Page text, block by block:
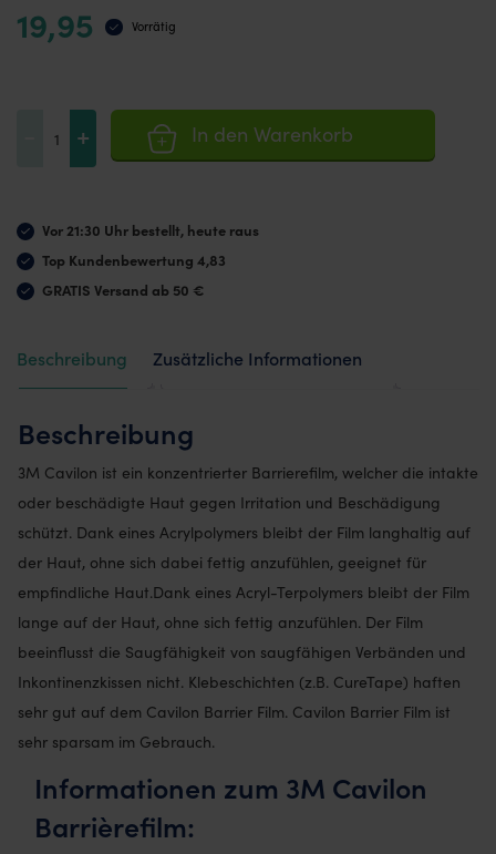
19,95 Vorrätig
+ In den Warenkorb
Vor 21:30 Uhr bestellt, heute raus
Top Kundenbewertung 4,83
GRATIS Versand ab 50 €
Beschreibung
Zusätzliche Informationen
Beschreibung
3M Cavilon ist ein konzentrierter Barrierefilm, welcher die intakte
oder beschädigte Haut gegen Irritation und Beschädigung
schützt. Dank eines Acrylpolymers bleibt der Film langhaltig auf
der Haut, ohne sich dabei fettig anzufühlen, geeignet für
empfindliche Haut.Dank eines Acryl-Terpolymers bleibt der Film
lange auf der Haut, ohne sich fettig anzufühlen. Der Film
beeinflusst die Saugfähigkeit von saugfähigen Verbänden und
Inkontinenzkissen nicht. Klebeschichten (z.B. CureTape) haften
sehr gut auf dem Cavilon Barrier Film. Cavilon Barrier Film ist
sehr sparsam im Gebrauch.
Informationen zum 3M Cavilon
Barrièrefilm: